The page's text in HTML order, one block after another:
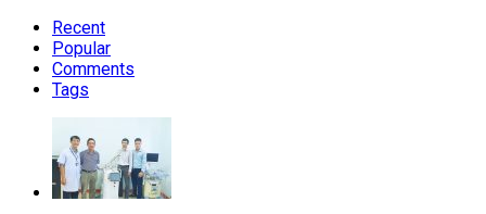
Recent
Popular
Comments
Tags